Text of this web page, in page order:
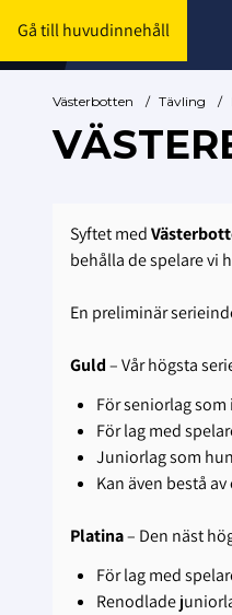
Gå till huvudinnehåll
Västerbotten / Tävling /
Syftet med
behålla de spelare vi
En preliminär
Guld– Vår högsta
För seniorlag
För lag med
Juniorlag som
Kan även bestå
Platina– Den näst
För lag med
Renodlade